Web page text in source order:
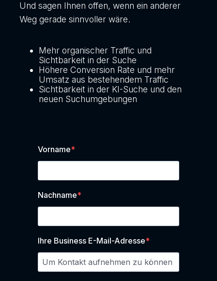
Und sagen Ihnen offen, wenn ein anderer
Weg gerade sinnvoller wäre.
Mehr organischer Traffic und
Sichtbarkeit in der Suche
Höhere Conversion Rate und mehr
Umsatz aus bestehendem Traffic
Sichtbarkeit in der KI-Suche und den
neuen Suchumgebungen
Vorname
Nachname
Ihre Business E-Mail-Adresse